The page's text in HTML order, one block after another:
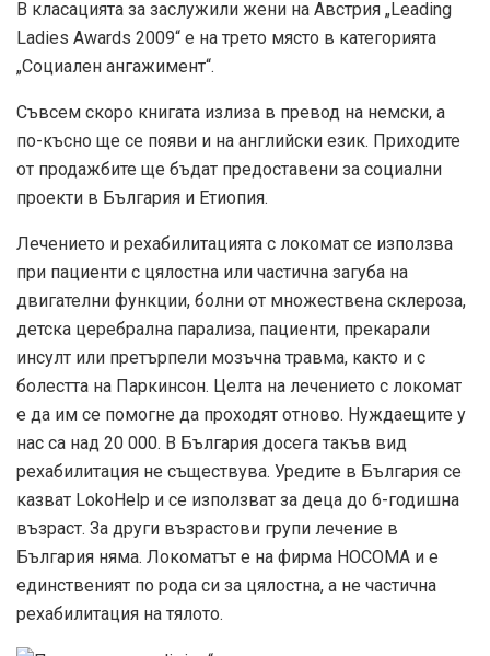
В класацията за заслужили жени на Австрия „Leading
Ladies Awards 2009“ е на трето място в категорията
„Социален ангажимент“.
Съвсем скоро книгата излиза в превод на немски, а
по-късно ще се появи и на английски език. Приходите
от продажбите ще бъдат предоставени за социални
проекти в България и Етиопия.
Лечението и рехабилитацията с локомат се използва
при пациенти с цялостна или частична загуба на
двигателни функции, болни от множествена склероза,
детска церебрална парализа, пациенти, прекарали
инсулт или претърпели мозъчна травма, както и с
болестта на Паркинсон. Целта на лечението с локомат
е да им се помогне да проходят отново. Нуждаещите у
нас са над 20 000. В България досега такъв вид
рехабилитация не съществува. Уредите в България се
казват LokoHelp и се използват за деца до 6-годишна
възраст. За други възрастови групи лечение в
България няма. Локоматът е на фирма HOCOMA и е
единственият по рода си за цялостна, а не частична
рехабилитация на тялото.